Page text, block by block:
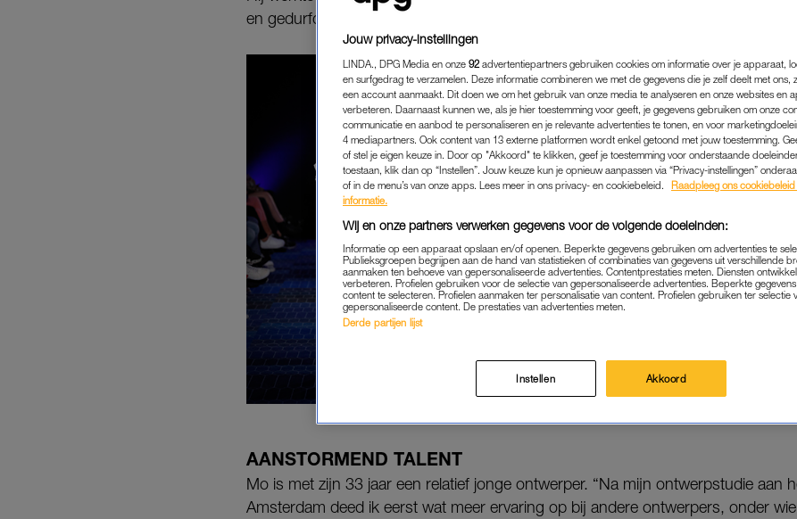
en gedurfde creaties.
AANSTORMEND TALENT
Mo is met zijn 33 jaar een relatief jonge ontwerper. “Na mijn ontwerpstudie aan
Amsterdam deed ik eerst wat meer ervaring op bij andere ontwerpers, onder
Jouw privacy-instellingen
LINDA., DPG Media en onze 92 advertentiepartners gebruiken cookies om informatie over je apparaat,
en surfgedrag te verzamelen. Deze informatie combineren we met de gegevens die je zelf deelt met ons,
een account aanmaakt. Dit doen we om het gebruik van onze media te analyseren en onze websites en
verbeteren. Daarnaast kunnen we, als je hier toestemming voor geeft, je gegevens gebruiken om onze
communicatie en aanbod te personaliseren en je relevante advertenties te tonen, en voor
4 mediapartners. Ook content van 13 externe platformen wordt enkel getoond met jouw toestemming.
of stel je eigen keuze in. Door op "Akkoord" te klikken, geef je toestemming voor onderstaande
toestaan, klik dan op “Instellen”. Jouw keuze kun je opnieuw aanpassen via “Privacy-instellingen”
of in de menu’s van onze apps. Lees meer in ons privacy- en cookiebeleid.
Raadpleeg ons
informatie.
Wij en onze partners verwerken gegevens voor de volgende doeleinden:
Informatie op een apparaat opslaan en/of openen. Beperkte gegevens gebruiken om advertenties te
Publieksgroepen begrijpen aan de hand van statistieken of combinaties van gegevens uit verschillende
aanmaken ten behoeve van gepersonaliseerde advertenties. Contentprestaties meten. Diensten
verbeteren. Profielen gebruiken voor de selectie van gepersonaliseerde advertenties. Beperkte
content te selecteren. Profielen aanmaken ter personalisatie van content. Profielen gebruiken ter selectie
gepersonaliseerde content. De prestaties van advertenties meten.
Derde partijen lijst
Instellen Akkoord